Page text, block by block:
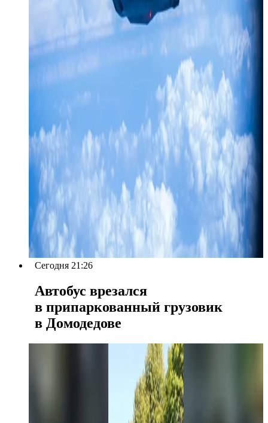
Сегодня 21:26
Автобус врезался
в припаркованный грузовик
в Домодедове